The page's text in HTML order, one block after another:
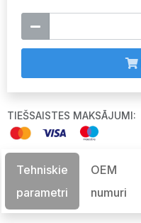
TIEŠSAISTES MAKSĀJUMI:
Tehniskie
parametri
OEM
numuri